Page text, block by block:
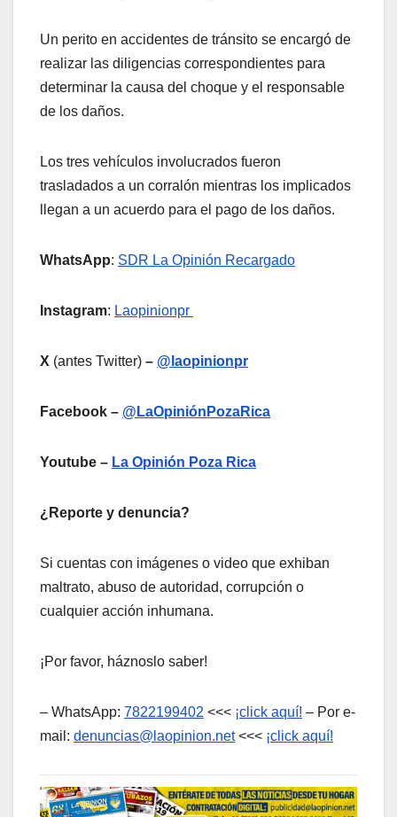
Un perito en accidentes de tránsito se encargó de
realizar las diligencias correspondientes para
determinar la causa del choque y el responsable
de los daños.
Los tres vehículos involucrados fueron
trasladados a un corralón mientras los implicados
llegan a un acuerdo para el pago de los daños.
WhatsApp: SDR La Opinión Recargado
Instagram: Laopinionpr
X (antes Twitter) – @laopinionpr
Facebook – @LaOpiniónPozaRica
Youtube – La Opinión Poza Rica
¿Reporte y denuncia?
Si cuentas con imágenes o video que exhiban
maltrato, abuso de autoridad, corrupción o
cualquier acción inhumana.
¡Por favor, háznoslo saber!
– WhatsApp: 7822199402 <<< ¡click aquí! – Por e-
mail: denuncias@laopinion.net<<< ¡click aquí!